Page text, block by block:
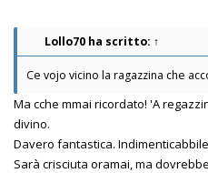
Lollo70 ha scritto: ↑
Ce vojo vicino la ragazzina che
Ma cche mmai ricordato! 'A
divino.
Davero fantastica.
Sarà crisciuta oramai, ma